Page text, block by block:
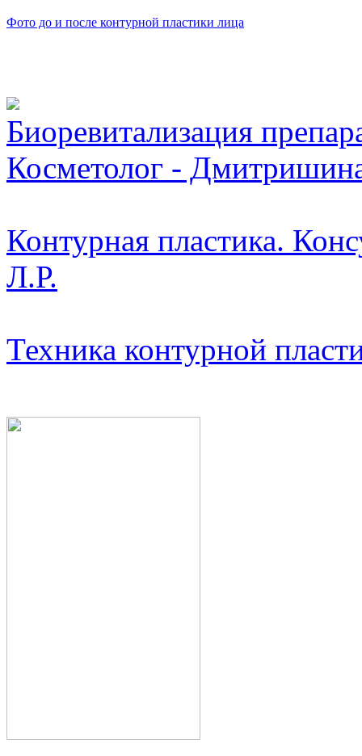
Фото до и после контурной пластики лица
Биоревитализация
Косметолог -
Контурная пластика.
Л.Р.
Техника контурной